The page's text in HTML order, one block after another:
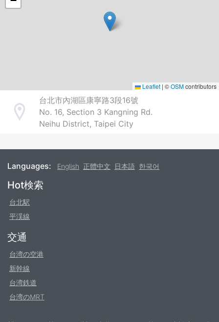
Leaflet | ©OSMcontributors
Address
台北市內湖區康寧路3段16號
No. 16, Section 3 Kangning Rd.
Neihu District, Taipei City
Languages: English 正體中文 日本語 한국어
Footer
Hot検索
台北駅
平渓線
交通
台湾の空港
新幹線
台湾鉄道
台湾のMRT